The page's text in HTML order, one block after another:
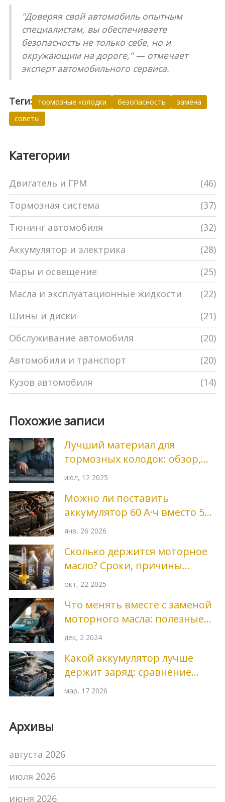
"Доверяя свой автомобиль опытным
специалистам, вы обеспечиваете
безопасность не только себе, но и
окружающим на дороге," — отмечает
эксперт автомобильного сервиса.
Теги: тормозные колодки безопасность
замена
советы
Категории
Двигатель и ГРМ
(46)
Тормозная система
(37)
Тюнинг автомобиля
(32)
Аккумулятор и электрика
(28)
Фары и освещение
(25)
Масла и эксплуатационные жидкости
(22)
Шины и диски
(21)
Обслуживание автомобиля
(20)
Автомобили и транспорт
(20)
Кузов автомобиля
(14)
Похожие записи
Лучший материал для
тормозных колодок: обзор,
сравнение, советы выбора
июл, 12 2025
Можно ли поставить
аккумулятор 60 А·ч вместо 55
А·ч: что важно знать
янв, 26 2026
Сколько держится моторное
масло? Сроки, причины
порчи и как их избежать
окт, 22 2025
Что менять вместе с заменой
моторного масла: полезные
советы и факты
дек, 2 2024
Какой аккумулятор лучше
держит заряд: сравнение
типов и реальные тесты 2026
мар, 17 2026
Архивы
августа 2026
июля 2026
июня 2026